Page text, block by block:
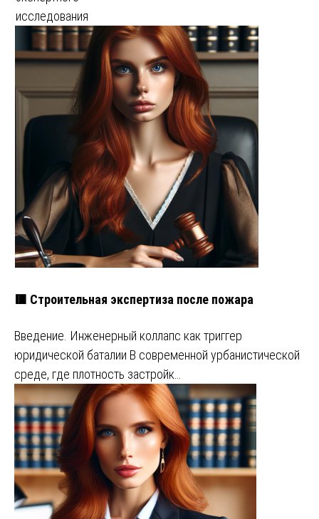
исследования
🟥 Строительная экспертиза после пожара
Введение. Инженерный коллапс как триггер
юридической баталии В современной урбанистической
среде, где плотность застройк…